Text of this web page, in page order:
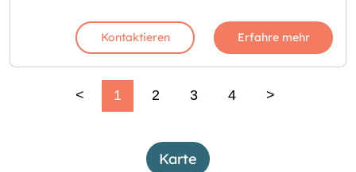
Kontaktieren Erfahre mehr
< 1 2 3 4 >
Karte